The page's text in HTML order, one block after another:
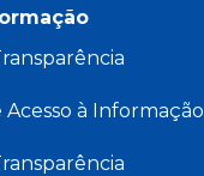
Acesso à Informação